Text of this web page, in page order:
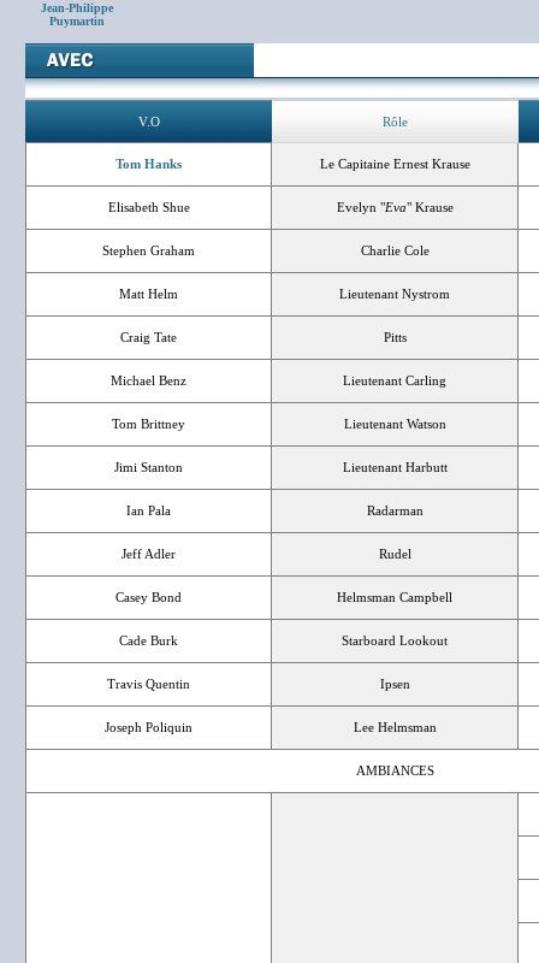
Jean-Philippe
Puymartin
V.O Rôle
Tom Hanks Le Capitaine Ernest Krause
Elisabeth Shue Evelyn "Eva" Krause
Stephen Graham Charlie Cole
Matt Helm Lieutenant Nystrom
Craig Tate Pitts
Michael Benz Lieutenant Carling
Tom Brittney Lieutenant Watson
Jimi Stanton Lieutenant Harbutt
Ian Pala Radarman
Jeff Adler Rudel
Casey Bond Helmsman Campbell
Cade Burk Starboard Lookout
Travis Quentin Ipsen
Joseph Poliquin Lee Helmsman
AMBIANCES